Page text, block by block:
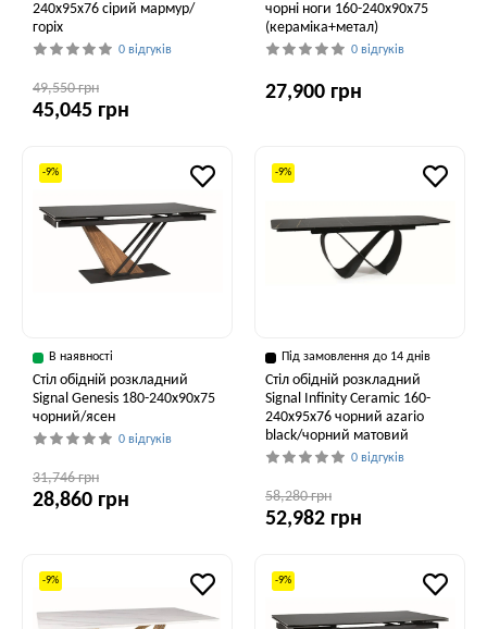
240x95x76 сірий мармур/
горіх
0 відгуків
49,550 грн
45,045 грн
чорні ноги 160-240x90x75
(кераміка+метал)
0 відгуків
27,900 грн
-9%
В наявності
Стіл обідній розкладний
Signal Genesis 180-240x90x75
чорний/ясен
0 відгуків
31,746 грн
28,860 грн
-9%
Під замовлення до 14 днів
Стіл обідній розкладний
Signal Infinity Ceramic 160-
240x95x76 чорний azario
black/чорний матовий
0 відгуків
58,280 грн
52,982 грн
-9% -9%